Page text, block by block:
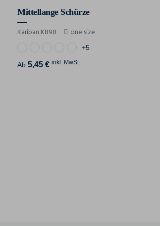
Mittellange Schürze
Kariban K898 one size
+5
Ab 5,45 € inkl. MwSt.